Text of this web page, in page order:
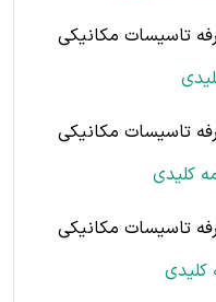
تاسیسات مکانیکی
تاسیسات مکانیکی
کلیدی
تاسیسات مکانیکی
کلیدی